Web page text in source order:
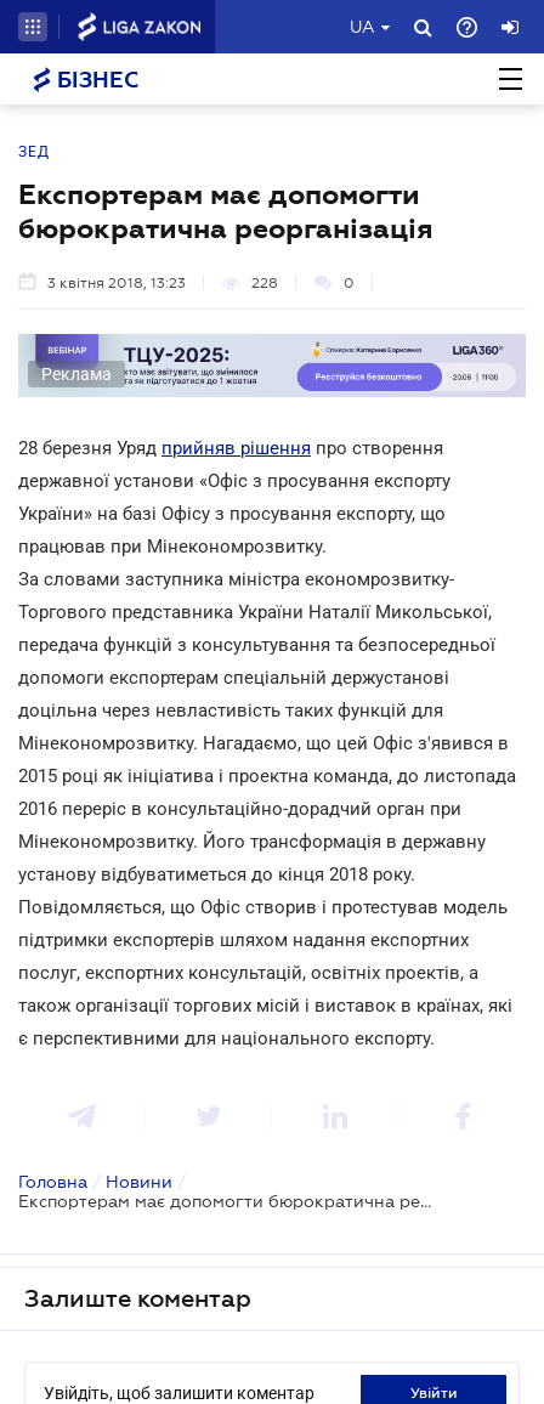
UA
БІЗНЕС
ЗЕД
Експортерам має допомогти
бюрократична реорганізація
3 квітня 2018, 13:23 228 0
Реклама
28 березня Уряд прийняв рішення про створення
державної установи «Офіс з просування експорту
України» на базі Офісу з просування експорту, що
працював при Мінекономрозвитку.
За словами заступника міністра економрозвитку-
Торгового представника України Наталії Микольської,
передача функцій з консультування та безпосередньої
допомоги експортерам спеціальній держустанові
доцільна через невластивість таких функцій для
Мінекономрозвитку. Нагадаємо, що цей Офіс з'явився в
2015 році як ініціатива і проектна команда, до листопада
2016 переріс в консультаційно-дорадчий орган при
Мінекономрозвитку. Його трансформація в державну
установу відбуватиметься до кінця 2018 року.
Повідомляється, що Офіс створив і протестував модель
підтримки експортерів шляхом надання експортних
послуг, експортних консультацій, освітніх проектів, а
також організації торгових місій і виставок в країнах, які
є перспективними для національного експорту.
Головна / Новини /
Експортерам має допомогти бюрократична реорганізація
Залиште коментар
Увійдіть, щоб залишити коментар увійти